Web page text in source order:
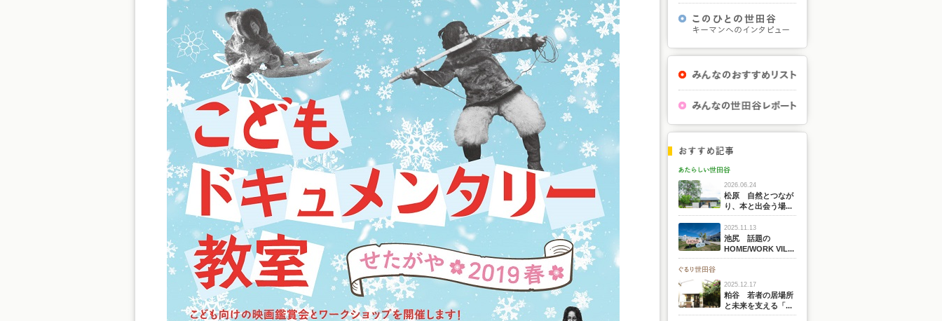
2026.06.24
松原 自然とつなが
り、本と出会う場...
2025.11.13
池尻 話題の
HOME/WORK VIL...
2025.12.17
粕谷 若者の居場所
と未来を支える「...